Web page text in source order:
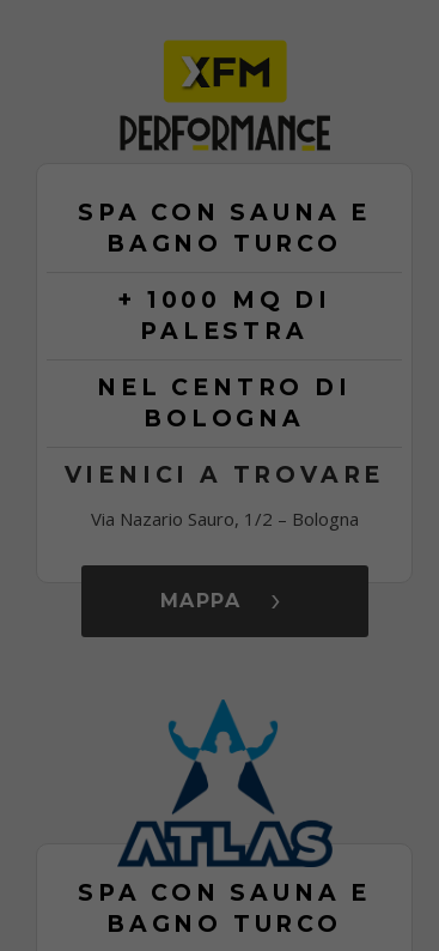
SPA CON SAUNA E
BAGNO TURCO
+ 1000 MQ DI
PALESTRA
NEL CENTRO DI
BOLOGNA
VIENICI A TROVARE
Via Nazario Sauro, 1/2 – Bologna
MAPPA
SPA CON SAUNA E
BAGNO TURCO